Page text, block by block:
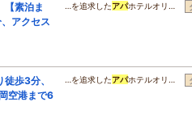
【素泊ま
アクセス
…を追求したアパホテルオリ…
歩3分、
空港まで6
…を追求したアパホテルオリ…